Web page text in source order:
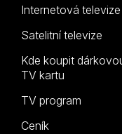
Internetová televize
Satelitní televize
Kde koupit
TV kartu
TV program
Ceník